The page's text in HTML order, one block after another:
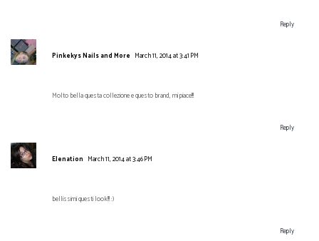
Reply
Pinkekys Nails and More March 11, 2014 at 3:41 PM
Molto bella questa collezione e questo brand, mi piace!!!
Reply
Elenation March 11, 2014 at 3:46 PM
bellissimi questi look!!! :)
Reply